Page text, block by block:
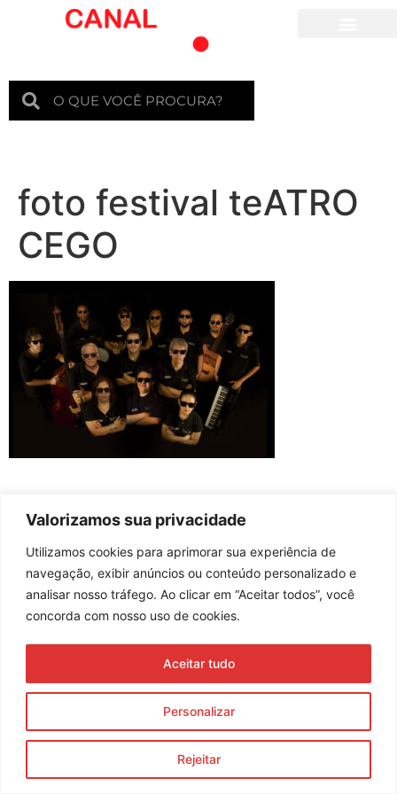
Valorizamos sua privacidade
Utilizamos cookies para aprimorar sua experiência de
navegação, exibir anúncios ou conteúdo personalizado e
analisar nosso tráfego. Ao clicar em “Aceitar todos”, você
concorda com nosso uso de cookies.
Personalizar
Rejeitar
Aceitar tudo
foto festival teATRO
CEGO
Assine nossa newsletter
© 2023 Morente Forte. Todos os direitos reservados
Política de Privacidade e Termos de Uso